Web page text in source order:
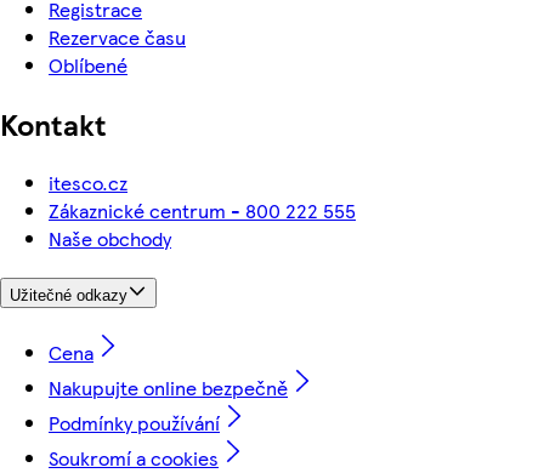
Registrace
Rezervace času
Oblíbené
Kontakt
itesco.cz
Zákaznické centrum - 800 222 555
Naše obchody
Užitečné odkazy
Cena
Nakupujte online bezpečně
Podmínky používání
Soukromí a cookies